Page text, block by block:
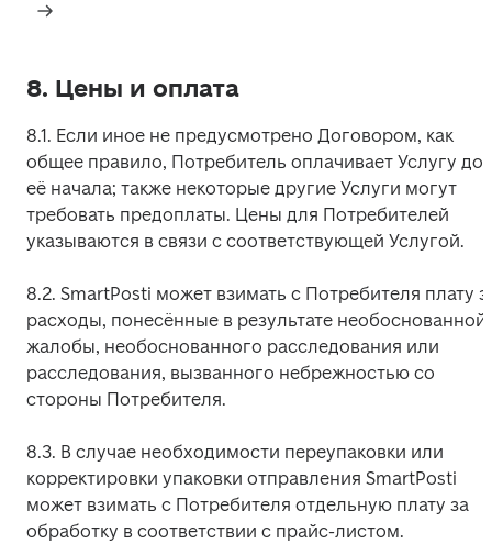
8. Цены и оплата
8.1. Если иное не предусмотрено Договором, как
общее правило, Потребитель оплачивает Услугу до
её начала; также некоторые другие Услуги могут
требовать предоплаты. Цены для Потребителей
указываются в связи с соответствующей Услугой.
8.2. SmartPosti может взимать с Потребителя плату
расходы, понесённые в результате необоснованной
жалобы, необоснованного расследования или
расследования, вызванного небрежностью со
стороны Потребителя.
8.3. В случае необходимости переупаковки или
корректировки упаковки отправления SmartPosti
может взимать с Потребителя отдельную плату за
обработку в соответствии с прайс-листом.